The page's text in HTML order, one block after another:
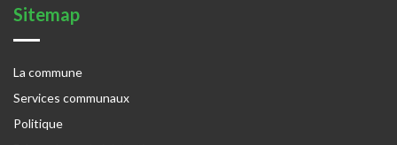
Sitemap
La commune
Services communaux
Politique